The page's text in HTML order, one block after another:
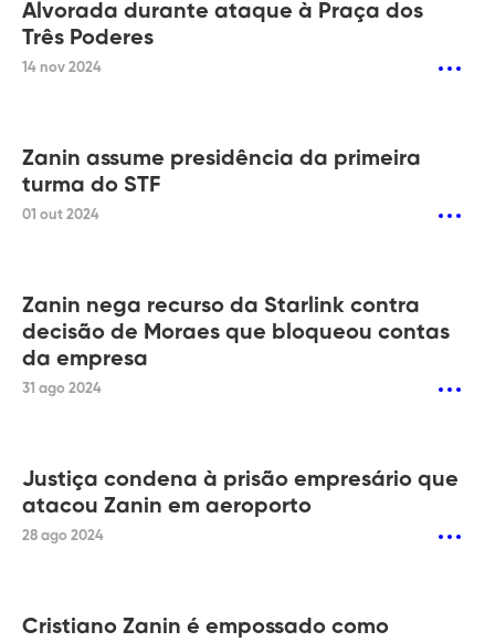
Alvorada durante ataque à Praça dos
Três Poderes
14 nov 2024
Zanin assume presidência da primeira
turma do STF
01 out 2024
Zanin nega recurso da Starlink contra
decisão de Moraes que bloqueou contas
da empresa
31 ago 2024
Justiça condena à prisão empresário que
atacou Zanin em aeroporto
28 ago 2024
Cristiano Zanin é empossado como